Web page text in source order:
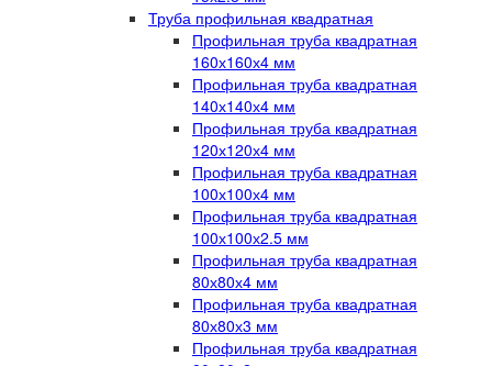
Труба профильная квадратная
Профильная труба квадратная
160х160х4 мм
Профильная труба квадратная
140х140х4 мм
Профильная труба квадратная
120х120х4 мм
Профильная труба квадратная
100х100х4 мм
Профильная труба квадратная
100х100х2.5 мм
Профильная труба квадратная
80х80х4 мм
Профильная труба квадратная
80х80х3 мм
Профильная труба квадратная